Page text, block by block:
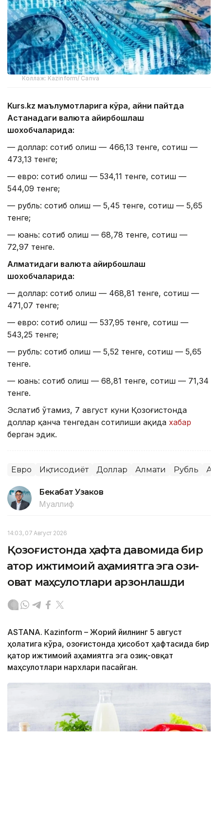
Коллаж: Kazinform/ Canva
Kurs.kz маълумотларига кўра, айни пайтда
Астанадаги валюта айирбошлаш
шохобчаларида:
— доллар: сотиб олиш — 466,13 тенге, сотиш —
473,13 тенге;
— евро: сотиб олиш — 534,11 тенге, сотиш —
544,09 тенге;
— рубль: сотиб олиш — 5,45 тенге, сотиш — 5,65
тенге;
— юань: сотиб олиш — 68,78 тенге, сотиш —
72,97 тенге.
Алматидаги валюта айирбошлаш
шохобчаларида:
— доллар: сотиб олиш — 468,81 тенге, сотиш —
471,07 тенге;
— евро: сотиб олиш — 537,95 тенге, сотиш —
543,25 тенге;
— рубль: сотиб олиш — 5,52 тенге, сотиш — 5,65
тенге.
— юань: сотиб олиш — 68,81 тенге, сотиш — 71,34
тенге.
Эслатиб ўтамиз, 7 август куни Қозоғистонда
доллар қанча тенгедан сотилиши ҳақида хабар
берган эдик.
Евро Иқтисодиёт Доллар Алмати Рубль
Бекабат Узаков
Муаллиф
14:03, 07 Август 2026
Қозоғистонда ҳафта давомида бир
қатор ижтимоий аҳамиятга эга озиқ-
овқат маҳсулотлари арзонлашди
ASTANА. Кazinform – Жорий йилнинг 5 август
ҳолатига кўра, Қозоғистонда ҳисобот ҳафтасида бир
қатор ижтимоий аҳамиятга эга озиқ-овқат
маҳсулотлари нархлари пасайган.